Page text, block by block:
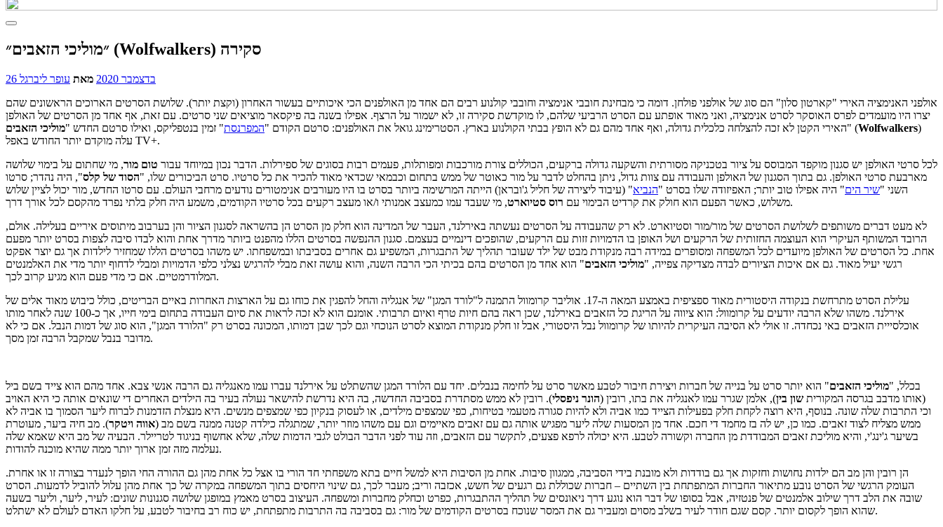
״מוליכי הזאבים״ (Wolfwalkers) סקירה
26 בדצמבר 2020 מאת עופר ליברגל
אולפני האנימציה האירי "קארטון סלון" הם סוג של אולפני פולחן. דומה כי מבחינת חובבי אנימציה וחובבי קולנוע רבים הם אחד מן האולפנים הכי איכותיים בעשור האחרון (וקצת יותר). שלושת הסרטים הארוכים הראשונים שהם
יצרו היו מועמדים לפרס האוסקר לסרט אנימציה, ואני מאוד אופתע עם הסרט הרביעי שלהם, לו מוקדשת סקירה זו, לא ישמור על הרצף. אפילו בשנה בה פיקסאר מוציאים שני סרטים. עם זאת, אף אחד מן הסרטים של האולפן
האירי הקטן לא זכה להצלחה כלכלית גדולה, ואף אחד מהם גם לא הופץ בבתי הקולנוע בארץ. הסטרימינג גואל את האולפנים: סרטם הקודם "המפרנסת" זמין בנטפליקס, ואילו סרטם החדש "מוליכי הזאבים " (Wolfwalkers)
עלה מוקדם יותר החודש באפל TV+.
לכל סרטי האולפן יש סגנון מוקפד המבוסס על ציור בטכניקה מסורתית והשקעה גדולה ברקעים, הכוללים צורת מורכבות ומפותלות, פעמים רבות בסוגים של ספירלות. הדבר נכון במיוחד עבור טום מור, מי שחתום על בימוי שלושה
מארבעת סרטי האולפן. גם בתוך הסגנון של האולפן והעבודה עם צוות גדול, ניתן בהחלט לדבר על מור כאוטר של ממש בתחום וכבמאי שכדאי מאוד להכיר את כל סרטיו. סרט הביכורים שלו, "הסוד של קלס", היה נהדר; סרטו
השני "שיר הים" היה אפילו טוב יותר; האפיזודה שלו בסרט "הנביא" (עיבוד ליצירה של חליל ג'ובראן) הייתה המרשימה ביותר בסרט בו היו מעורבים אנימטורים נודעים מרחבי העולם. עם סרטו החדש, מור יכול לציין שלוש
משלוש, כאשר הפעם הוא חולק את קרדיט הבימוי עם רוס סטיוארט
, מי שעבד עמו כמעצב אמנותי ו/או מעצב רקעים בכל סרטיו הקודמים, משמע היה חלק בלתי נפרד מהקסם לכל אורך דרך.
לא מעט דברים משותפים לשלושת הסרטים של מור/מור וסטיוארט. לא רק שהעבודה על הסרטים נעשתה באירלנד, העבר של המדינה הוא חלק מן הסרט הן בהשראה לסגנון הציור והן בערבוב מיתוסים איריים בעלילה. אולם,
הרובד המשותף העיקרי הוא העוצמה החזותית של הרקעים ושל האופן בו הדמויות זזות עם הרקעים, שהופכים דינמיים בעצמם. סגנון ההנפשה בסרטים הללו מהפנט ביותר מדרך אחת והוא לבדו סיבה לצפות בסרט יותר מפעם
אחת. כל הסרטים של האולפן מיועדים לכל המשפחה ומסופרים במידה רבה מנקודת מבט של ילד שעובר תהליך של התבגרות, המשפיע גם אחרים בסביבתו ובמשפחתו. יש משהו בסרטים הללו שמחזיר לילדות אך גם יוצר אפקט
רגשי יעיל מאוד. גם אם איכות הציורים לבדה מצדיקה צפייה, "מוליכי הזאבים" הוא אחד מן הסרטים בהם בכיתי הכי הרבה השנה, והוא עושה זאת מבלי להרגיש נצלני כלפי הדמויות ומבלי לדחוף יותר מדי את האלמנטים
המלודרמטיים. אם כי מדי פעם הוא מגיע קרוב לכך.
עלילת הסרט מתרחשת בנקודה היסטורית מאוד ספציפית באמצע המאה ה-17. אוליבר קרומוול התמנה ל"לורד המגן" של אנגליה והחל להפגין את כוחו גם על הארצות האחרות באיים הבריטים, כולל כיבוש מאוד אלים של
אירלנד. משהו שלא הרבה יודעים על קרומוול: הוא ציווה על הריגת כל הזאבים באירלנד, שכן ראה בהם חיות טרף ואיום תרבותי. אומנם הוא לא זכה לראות את סיום העבודה בתחום בימי חייו, אך כ-100 שנה לאחר מותו
אוכלסייית הזאבים באי נכחדה. זו אולי לא הסיבה העיקרית להיותו של קרומוול נבל היסטורי, אבל זו חלק מנקודת המוצא לסרט הנוכחי וגם לכך שבן דמותו, המכונה בסרט רק "הלורד המגן", הוא סוג של דמות הנבל. אם כי לא
מדובר בנבל שמקבל הרבה זמן מסך.
בכלל, "מוליכי הזאבים" הוא יותר סרט על בנייה של חברות ויצירת חיבור לטבע מאשר סרט על לחימה בנבלים. יחד עם הלורד המגן שהשתלט על אירלנד עברו עמו מאנגליה גם הרבה אנשי צבא. אחד מהם הוא צייד בשם ביל
(אותו מדבב בגרסה המקורית שון בין), אלמן שגרר עמו לאנגליה את בתו, רובין (הונר ניפסלי). רובין לא ממש מסתדרת בסביבה החדשה, בה היא נדרשת להישאר נעולה בעיר בה הילדים האחרים די שונאים אותה כי היא האויב
וכי התרבות שלה שונה. בנוסף, היא רוצה לקחת חלק בפעילות הצייד כמו אביה ולא להיות סגורה מטעמי בטיחות, כפי שמצפים מילדים, או לעסוק בנקיון כפי שמצפים מנשים. היא מנצלת הזדמנות לברוח ליער הסמוך בו אביה לא
ממש מצליח לצוד זאבים. כמו כן, יש לה בז מחמד די חכם. אחד מן המסעות שלה ליער מפגיש אותה גם עם זאבים מאיימים וגם עם משהו מוזר יותר, שמתגלה כילדה קטנה ממנה בשם מב (אווה ויטקר). מב חיה ביער, מעוטרת
בשיער ג'ינג'י, והיא מוליכת זאבים המבודדת מן החברה וקשורה לטבע. היא יכולה לרפא פצעים, לתקשר עם הזאבים, וזה עוד לפני הדבר הבולט לגבי הדמות שלה, שלא אחשוף בניגוד לטריילר. הבעיה של מב היא שאמא שלה
נעלמה מזה זמן ארוך יותר ממה שהיא מוכנה להודות.
הן רובין והן מב הם ילדות נחושות וחזקות אך גם בודדות ולא מובנת בידי הסביבה, ממגוון סיבות. אחת מן הסיבות היא למשל חיים בתא משפחתי חד הורי בו אצל כל אחת מהן גם ההורה החי הופך לנעדר בצורה זו או אחרת.
העומק הרגשי של הסרט נובע מתיאור החברות המתפתחת בין השתיים – חברות שכוללת גם רגעים של חשש, אכזבה וריב; מעבר לכך, גם שינוי היחסים בתוך המשפחה במקרה של כך אחת מהן עלול להוביל לדמעות. הסרט
שובה את הלב דרך שילוב אלמנטים של פנטזיה, אבל בסופו של דבר הוא נוגע דרך ניאונסים של תהליך ההתבגרות, כפרט וכחלק מחברות ומשפחה. העיצוב בסרט מאמץ במופגן שלושה סגנונות שונים: לעיר, ליער, וליער בשעה
שהוא הופך לקסום יותר. קסם שגם חודר לעיר בשלב מסוים ומעביר גם את המסר שנוכח בסרטים הקודמים של מור: גם בסביבה בה התרבות מתפתחת, יש כוח רב בחיבור לטבע, על חלקו האדם לעולם לא ישתלט.